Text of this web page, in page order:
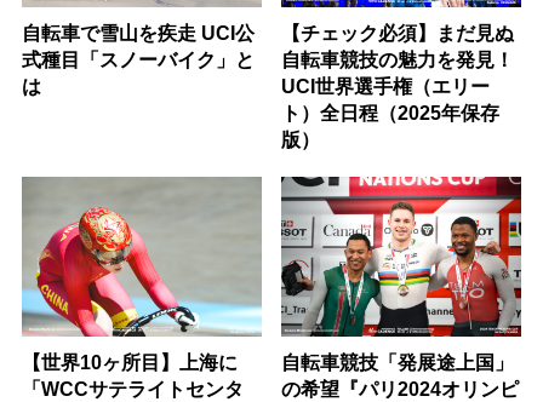
自転車で雪山を疾走 UCI公
式種目「スノーバイク」と
は
【チェック必須】まだ見ぬ
自転車競技の魅力を発見！
UCI世界選手権（エリー
ト）全日程（2025年保存
版）
【世界10ヶ所目】上海に
「WCCサテライトセンタ
自転車競技「発展途上国」
の希望『パリ2024オリンピ